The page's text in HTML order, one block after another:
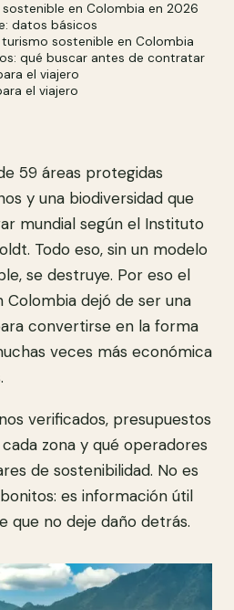
en Colombia en 2026
datos básicos
sostenible en Colombia
qué buscar antes de contratar
el viajero
el viajero
59 áreas protegidas
y una biodiversidad que
mundial según el Instituto
Todo eso, sin un modelo
se destruye. Por eso el
dejó de ser una
convertirse en la forma
veces más económica
verificados, presupuestos
zona y qué operadores
de sostenibilidad. No es
es información útil
que no deje daño detrás.